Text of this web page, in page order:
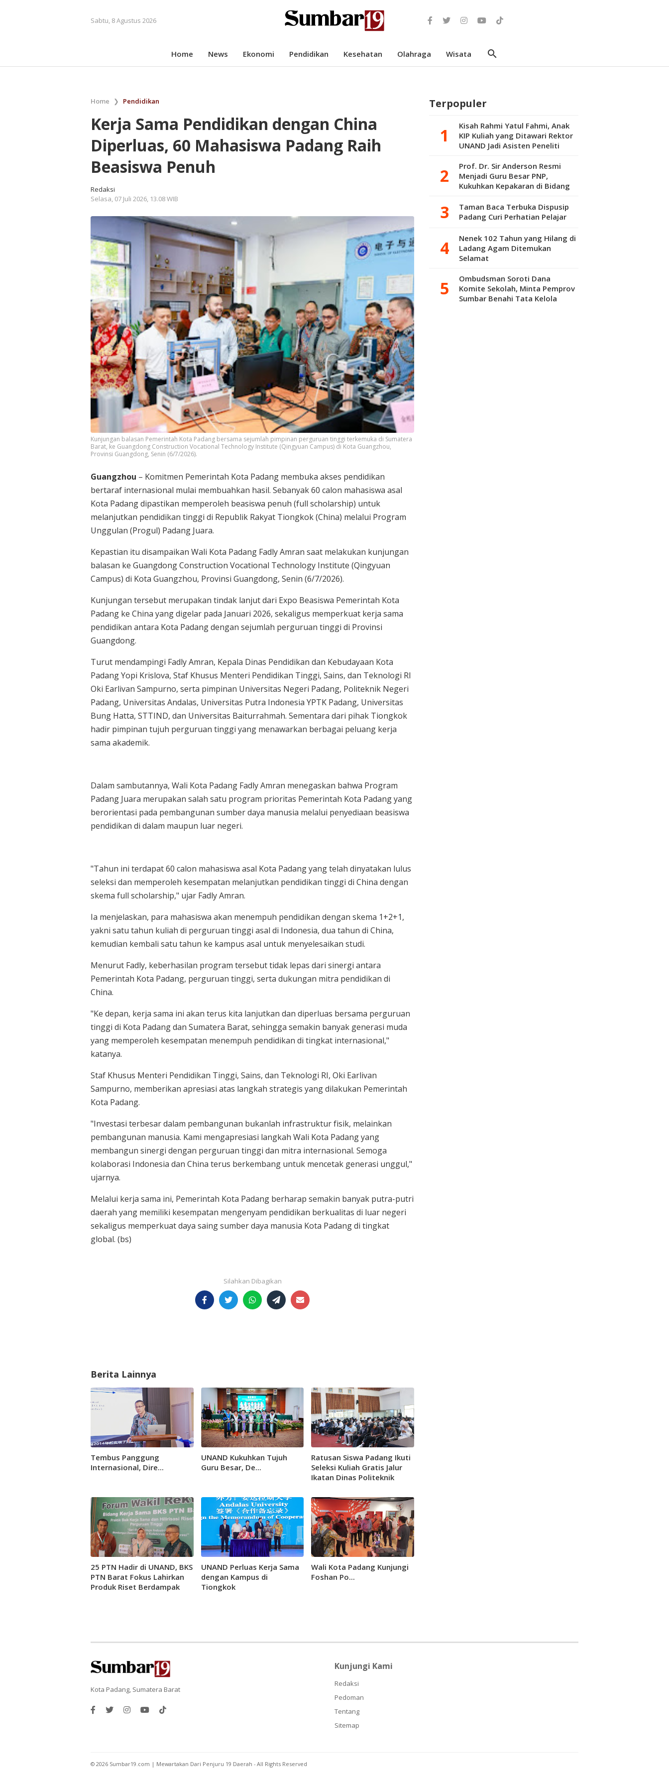
Sabtu, 8 Agustus 2026
Home News Ekonomi Pendidikan Kesehatan Olahraga Wisata search
Home ❯ Pendidikan
Kerja Sama Pendidikan dengan China
Diperluas, 60 Mahasiswa Padang Raih
Beasiswa Penuh
Redaksi
Selasa, 07 Juli 2026, 13.08 WIB
Kunjungan balasan Pemerintah Kota Padang bersama sejumlah pimpinan perguruan tinggi terkemuka di Sumatera
Barat, ke Guangdong Construction Vocational Technology Institute (Qingyuan Campus) di Kota Guangzhou,
Provinsi Guangdong, Senin (6/7/2026).
Guangzhou – Komitmen Pemerintah Kota Padang membuka akses pendidikan
bertaraf internasional mulai membuahkan hasil. Sebanyak 60 calon mahasiswa asal
Kota Padang dipastikan memperoleh beasiswa penuh (full scholarship) untuk
melanjutkan pendidikan tinggi di Republik Rakyat Tiongkok (China) melalui Program
Unggulan (Progul) Padang Juara.
Kepastian itu disampaikan Wali Kota Padang Fadly Amran saat melakukan kunjungan
balasan ke Guangdong Construction Vocational Technology Institute (Qingyuan
Campus) di Kota Guangzhou, Provinsi Guangdong, Senin (6/7/2026).
Kunjungan tersebut merupakan tindak lanjut dari Expo Beasiswa Pemerintah Kota
Padang ke China yang digelar pada Januari 2026, sekaligus memperkuat kerja sama
pendidikan antara Kota Padang dengan sejumlah perguruan tinggi di Provinsi
Guangdong.
Turut mendampingi Fadly Amran, Kepala Dinas Pendidikan dan Kebudayaan Kota
Padang Yopi Krislova, Staf Khusus Menteri Pendidikan Tinggi, Sains, dan Teknologi RI
Oki Earlivan Sampurno, serta pimpinan Universitas Negeri Padang, Politeknik Negeri
Padang, Universitas Andalas, Universitas Putra Indonesia YPTK Padang, Universitas
Bung Hatta, STTIND, dan Universitas Baiturrahmah. Sementara dari pihak Tiongkok
hadir pimpinan tujuh perguruan tinggi yang menawarkan berbagai peluang kerja
sama akademik.
Dalam sambutannya, Wali Kota Padang Fadly Amran menegaskan bahwa Program
Padang Juara merupakan salah satu program prioritas Pemerintah Kota Padang yang
berorientasi pada pembangunan sumber daya manusia melalui penyediaan beasiswa
pendidikan di dalam maupun luar negeri.
"Tahun ini terdapat 60 calon mahasiswa asal Kota Padang yang telah dinyatakan lulus
seleksi dan memperoleh kesempatan melanjutkan pendidikan tinggi di China dengan
skema full scholarship," ujar Fadly Amran.
Ia menjelaskan, para mahasiswa akan menempuh pendidikan dengan skema 1+2+1,
yakni satu tahun kuliah di perguruan tinggi asal di Indonesia, dua tahun di China,
kemudian kembali satu tahun ke kampus asal untuk menyelesaikan studi.
Menurut Fadly, keberhasilan program tersebut tidak lepas dari sinergi antara
Pemerintah Kota Padang, perguruan tinggi, serta dukungan mitra pendidikan di
China.
"Ke depan, kerja sama ini akan terus kita lanjutkan dan diperluas bersama perguruan
tinggi di Kota Padang dan Sumatera Barat, sehingga semakin banyak generasi muda
yang memperoleh kesempatan menempuh pendidikan di tingkat internasional,"
katanya.
Staf Khusus Menteri Pendidikan Tinggi, Sains, dan Teknologi RI, Oki Earlivan
Sampurno, memberikan apresiasi atas langkah strategis yang dilakukan Pemerintah
Kota Padang.
"Investasi terbesar dalam pembangunan bukanlah infrastruktur fisik, melainkan
pembangunan manusia. Kami mengapresiasi langkah Wali Kota Padang yang
membangun sinergi dengan perguruan tinggi dan mitra internasional. Semoga
kolaborasi Indonesia dan China terus berkembang untuk mencetak generasi unggul,"
ujarnya.
Melalui kerja sama ini, Pemerintah Kota Padang berharap semakin banyak putra-putri
daerah yang memiliki kesempatan mengenyam pendidikan berkualitas di luar negeri
sekaligus memperkuat daya saing sumber daya manusia Kota Padang di tingkat
global. (bs)
Berita Lainnya
Tembus Panggung
Internasional, Dire...
UNAND Kukuhkan Tujuh
Guru Besar, De...
Ratusan Siswa Padang Ikuti
Seleksi Kuliah Gratis Jalur
Ikatan Dinas Politeknik
25 PTN Hadir di UNAND, BKS
PTN Barat Fokus Lahirkan
Produk Riset Berdampak
UNAND Perluas Kerja Sama
dengan Kampus di
Tiongkok
Wali Kota Padang Kunjungi
Foshan Po...
Terpopuler
Kisah Rahmi Yatul Fahmi, Anak
KIP Kuliah yang Ditawari Rektor
UNAND Jadi Asisten Peneliti
Prof. Dr. Sir Anderson Resmi
Menjadi Guru Besar PNP,
Kukuhkan Kepakaran di Bidang
Taman Baca Terbuka Dispusip
Padang Curi Perhatian Pelajar
Nenek 102 Tahun yang Hilang di
Ladang Agam Ditemukan
Selamat
Ombudsman Soroti Dana
Komite Sekolah, Minta Pemprov
Sumbar Benahi Tata Kelola
Kota Padang, Sumatera Barat
Kunjungi Kami
Redaksi
Pedoman
Tentang
Sitemap
© 2026 Sumbar19.com | Mewartakan Dari Penjuru 19 Daerah - All Rights Reserved